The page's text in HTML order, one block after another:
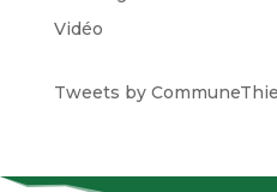
Vidéo
Tweets by